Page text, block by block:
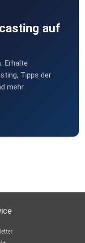
auf
Erhalte
Tipps der
mehr.